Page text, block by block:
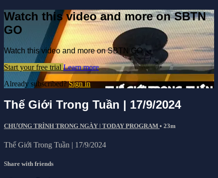
Watch this video and more on SBTN
GO
Watch this video and more on SBTN GO
Start your free trial Learn more
Already subscribed?Sign in
Thế Giới Trong Tuần | 17/9/2024
CHƯƠNG TRÌNH TRONG NGÀY | TODAY PROGRAM • 23m
Thế Giới Trong Tuần | 17/9/2024
Share with friends